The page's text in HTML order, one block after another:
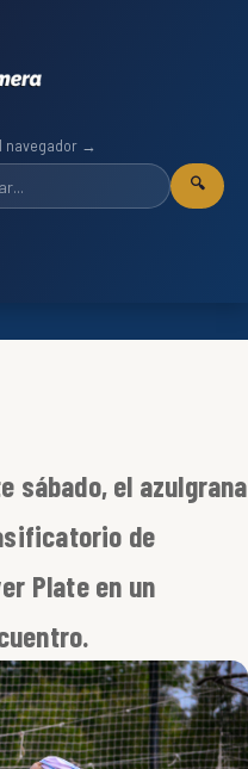
navegador →
🔍
sábado, el azulgrana
de
Plate en un